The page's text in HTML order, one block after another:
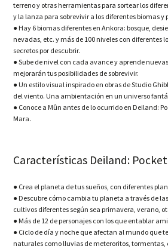
terreno y otras herramientas para sortear los
y la lanza para sobrevivir a los diferentes biomas y
● Hay 6 biomas diferentes en Ankora: bosque,
nevadas, etc. y más de 100 niveles con diferentes
secretos por descubrir.
● Sube de nivel con cada avance y aprende
mejorarán tus posibilidades de sobrevivir.
● Un estilo visual inspirado en obras de Studio
del viento. Una ambientación en un universo
● Conoce a Mûn antes de lo ocurrido en Deiland:
Mara.
Características Deiland:
● Crea el planeta de tus sueños, con diferentes
● Descubre cómo cambia tu planeta a través de
cultivos diferentes según sea primavera, verano,
● Más de 12 de personajes con los que entablar
● Ciclo de día y noche que afectan al mundo que
naturales como lluvias de meteroritos, tormentas,